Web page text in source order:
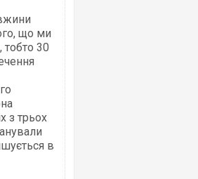
що ми
30
з трьох
в